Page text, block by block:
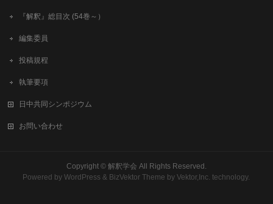
『解釈』総目次 (54巻～）
編集委員
投稿規程
執筆要項
日中共同シンポジウム
お問い合わせ
Copyright © 解釈学会 All Rights Reserved.
Powered byWordPress & BizVektor Theme byVektor,Inc. technology.